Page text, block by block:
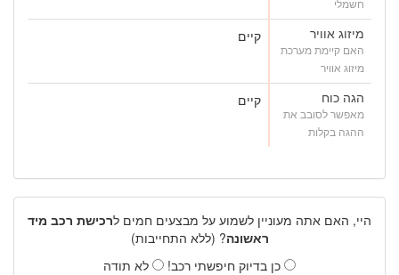
מיזוג אוויר
האם קיימת מערכת
מיזוג אוויר
קיים
הגה כוח
מאפשר לסובב את
ההגה בקלות
קיים
היי, האם אתה מעוניין לשמוע על מבצעים חמים לרכישת רכב מיד
ראשונה? (ללא התחייבות)
כן בדיוק חיפשתי רכב!
לא תודה